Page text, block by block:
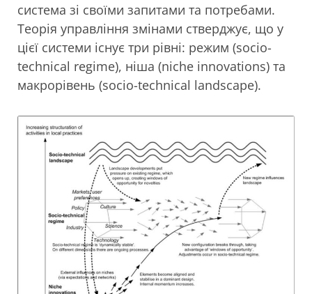
система зі своїми запитами та потребами.
Теорія управління змінами стверджує, що у
цієї системи існує три рівні: режим (socio-
technical regime), ніша (niche innovations) та
макрорівень (socio-technical landscape).